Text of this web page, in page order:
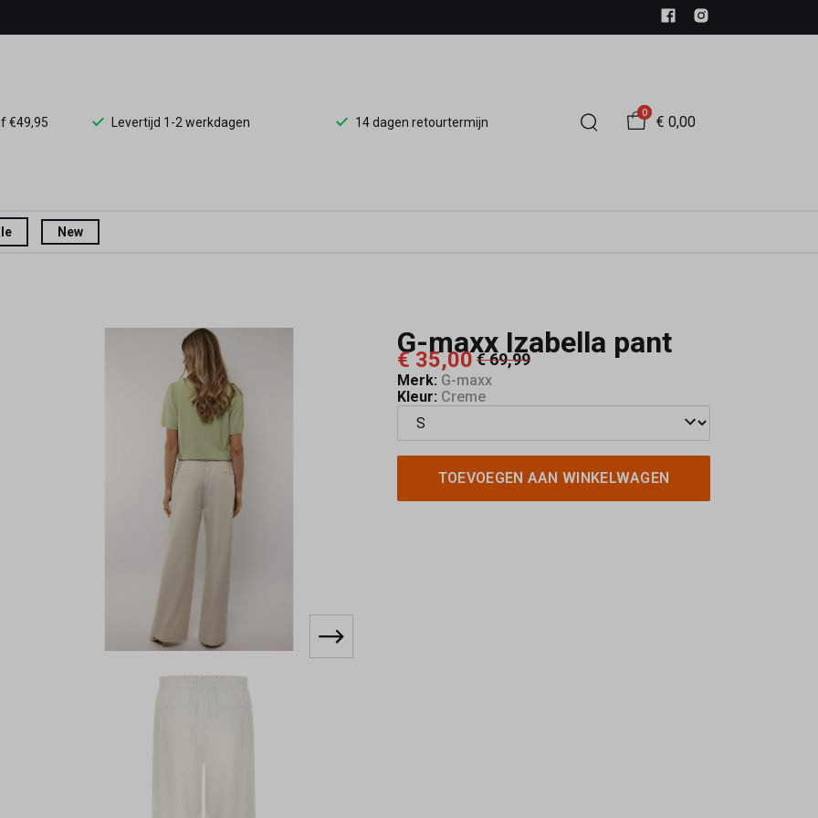
€49,95 Levertijd 1-2 werkdagen 14 dagen retourtermijn
0
€ 0,00
New
G-maxx Izabella pant
€ 35,00€ 69,99
Merk: G-maxx
Kleur: Creme
TOEVOEGEN AAN WINKELWAGEN